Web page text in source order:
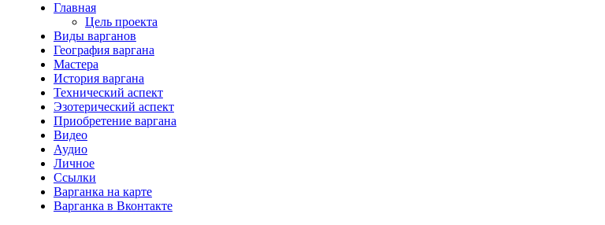
Главная
Цель проекта
Виды варганов
География варгана
Мастера
История варгана
Технический аспект
Эзотерический аспект
Приобретение варгана
Видео
Аудио
Личное
Ссылки
Варганка на карте
Варганка в Вконтакте